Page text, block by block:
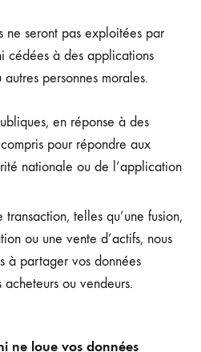
ne seront pas exploitées par
cédées à des applications
personnes morales.
en réponse à des
pour répondre aux
nationale ou de l’application
telles qu’une fusion,
ou une vente d’actifs, nous
à partager vos données
ou vendeurs.
ne loue vos données